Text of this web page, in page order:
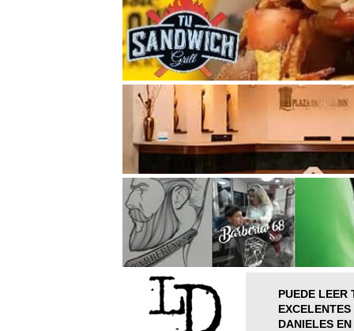
PUEDE LEER
DANIELES